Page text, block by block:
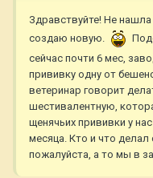
Здравствуйте! Не
создаю новую.
сейчас почти 6 мес,
прививку одну от
ветеринар говорит
шестивалентную,
щенячьих прививки у
месяца. Кто и что
пожалуйста, а то мы в